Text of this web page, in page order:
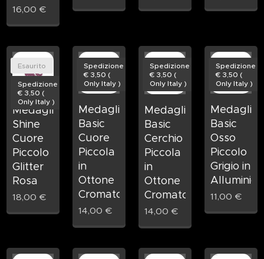
16,00 €
Medaglietta
Shine
Cuore
Piccolo
Glitter
Rosa
Esaurito
Spedizione
€ 3,50 (
Only Italy )
18,00 €
Medaglietta
Basic
Cuore
Piccola
in
Ottone
Cromato
Spedizione
€ 3,50 (
Only Italy )
14,00 €
Medaglietta
Basic
Cerchio
Piccola
in
Ottone
Cromato
Spedizione
€ 3,50 (
Only Italy )
14,00 €
Basic
Osso
Piccolo
Grigio in
Alluminio
Spedizione
€ 3,50 (
Only Italy )
11,00 €